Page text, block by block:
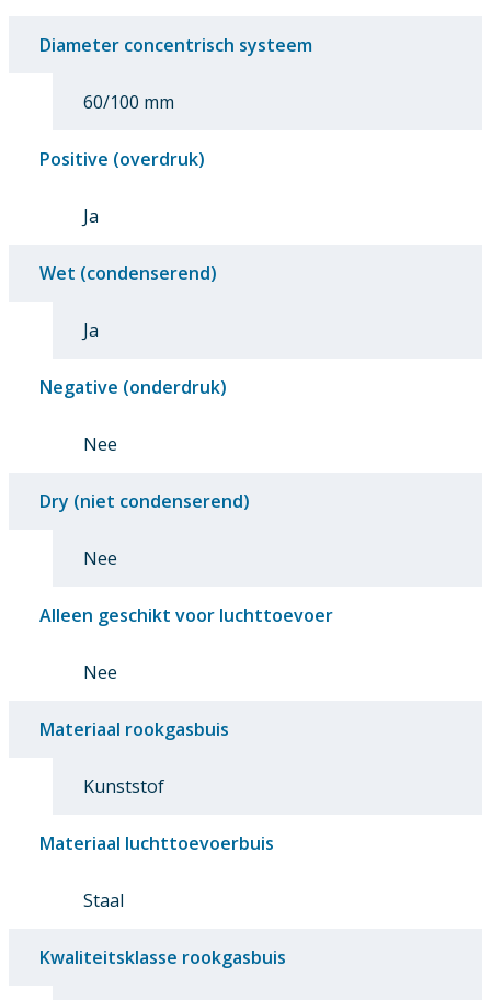
Diameter concentrisch systeem
60/100 mm
Positive (overdruk)
Ja
Wet (condenserend)
Ja
Negative (onderdruk)
Nee
Dry (niet condenserend)
Nee
Alleen geschikt voor luchttoevoer
Nee
Materiaal rookgasbuis
Kunststof
Materiaal luchttoevoerbuis
Staal
Kwaliteitsklasse rookgasbuis